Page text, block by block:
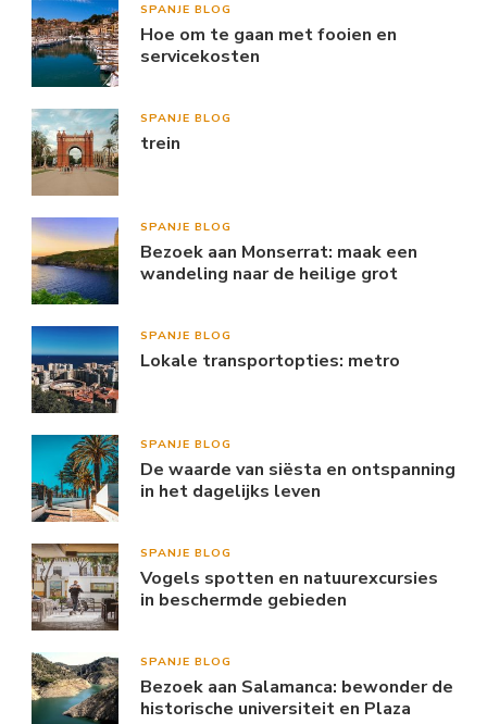
SPANJE BLOG
Hoe om te gaan met fooien en
servicekosten
SPANJE BLOG
trein
SPANJE BLOG
Bezoek aan Monserrat: maak een
wandeling naar de heilige grot
SPANJE BLOG
Lokale transportopties: metro
SPANJE BLOG
De waarde van siësta en ontspanning
in het dagelijks leven
SPANJE BLOG
Vogels spotten en natuurexcursies
in beschermde gebieden
SPANJE BLOG
Bezoek aan Salamanca: bewonder de
historische universiteit en Plaza